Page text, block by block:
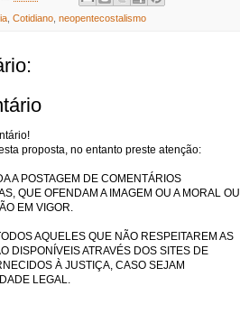
Cotidiano neopentecostalismo
proposta, no entanto preste atenção:
A POSTAGEM DE COMENTÁRIOS
QUE OFENDAM A IMAGEM OU A MORAL OU
EM VIGOR.
AQUELES QUE NÃO RESPEITAREM AS
DISPONÍVEIS ATRAVÉS DOS SITES DE
À JUSTIÇA, CASO SEJAM
LEGAL.